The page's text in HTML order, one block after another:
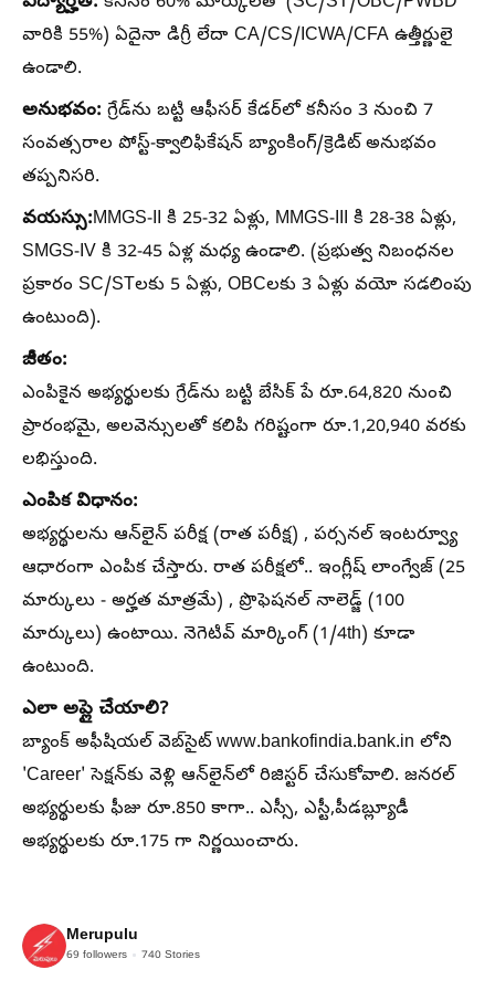
వారికి 55%) ఏదైనా డిగ్రీ లేదా CA/CS/ICWA/CFA ఉత్తీర్ణులై
ఉండాలి.
అనుభవం: గ్రేడ్‌ను బట్టి ఆఫీసర్ కేడర్‌లో కనీసం 3 నుంచి 7
సంవత్సరాల పోస్ట్-క్వాలిఫికేషన్ బ్యాంకింగ్/క్రెడిట్ అనుభవం
తప్పనిసరి.
వయస్సు:MMGS-II కి 25-32 ఏళ్లు, MMGS-III కి 28-38 ఏళ్లు,
SMGS-IV కి 32-45 ఏళ్ల మధ్య ఉండాలి. (ప్రభుత్వ నిబంధనల
ప్రకారం SC/STలకు 5 ఏళ్లు, OBCలకు 3 ఏళ్లు వయో సడలింపు
ఉంటుంది).
జీతం:
ఎంపికైన అభ్యర్థులకు గ్రేడ్‌ను బట్టి బేసిక్ పే రూ.64,820 నుంచి
ప్రారంభమై, అలవెన్సులతో కలిపి గరిష్టంగా రూ.1,20,940 వరకు
లభిస్తుంది.
ఎంపిక విధానం:
అభ్యర్థులను ఆన్‌లైన్ పరీక్ష (రాత పరీక్ష) , పర్సనల్ ఇంటర్వ్యూ
ఆధారంగా ఎంపిక చేస్తారు. రాత పరీక్షలో.. ఇంగ్లీష్ లాంగ్వేజ్ (25
మార్కులు - అర్హత మాత్రమే) , ప్రొఫెషనల్ నాలెడ్జ్ (100
మార్కులు) ఉంటాయి. నెగెటివ్ మార్కింగ్ (1/4th) కూడా
ఉంటుంది.
ఎలా అప్లై చేయాలి?
బ్యాంక్ అఫీషియల్ వెబ్‌సైట్ www.bankofindia.bank.in లోని
'Career' సెక్షన్‌కు వెళ్లి ఆన్‌లైన్‌లో రిజిస్టర్ చేసుకోవాలి. జనరల్
అభ్యర్థులకు ఫీజు రూ.850 కాగా.. ఎస్సీ, ఎస్టీ,పీడబ్ల్యూడీ
అభ్యర్థులకు రూ.175 గా నిర్ణయించారు.
Merupulu
69 followers 740 Stories